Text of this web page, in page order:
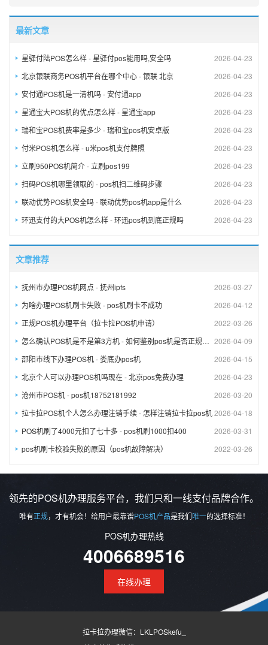
最新文章
2026-04-23
星驿付陆POS怎么样 - 星驿付pos能用吗,安全吗
2026-04-23
北京银联商务POS机平台在哪个中心 - 银联 北京
2026-04-23
安付通POS机是一清机吗 - 安付通app
2026-04-23
星通宝大POS机的优点怎么样 - 星通宝app
2026-04-23
瑞和宝POS机费率是多少 - 瑞和宝pos机安卓版
2026-04-23
付米POS机怎么样 - u米pos机支付牌照
2026-04-23
立刷950POS机简介 - 立刷pos199
2026-04-23
扫码POS机哪里领取的 - pos机扫二维码步骤
2026-04-23
联动优势POS机安全吗 - 联动优势pos机app是什么
2026-04-23
环迅支付的大POS机怎么样 - 环迅pos机到底正规吗
文章推荐
2026-03-27
抚州市办理POS机网点 - 抚州ipfs
2026-04-12
为啥办理POS机刷卡失败 - pos机刷卡不成功
2022-03-26
正规POS机办理平台（拉卡拉POS机申请）
2026-04-09
怎么确认POS机是不是第3方机 - 如何鉴别pos机是否正规渠道?
2026-04-15
邵阳市线下办理POS机 - 娄底办pos机
2026-04-23
北京个人可以办理POS机吗现在 - 北京pos免费办理
2026-03-20
沧州市POS机 - pos机18752181992
2026-04-18
拉卡拉POS机个人怎么办理注销手续 - 怎样注销拉卡拉pos机
2026-03-31
POS机刷了4000元扣了七十多 - pos机刷1000扣400
2022-03-26
pos机刷卡校验失败的原因（pos机故障解决）
领先的POS机办理服务平台，我们只和一线支付品牌合作。
唯有正规，才有机会！给用户最靠谱POS机产品是我们唯一的选择标准！
POS机办理热线
4006689516
在线办理
拉卡拉办理微信：LKLPOSkefu_